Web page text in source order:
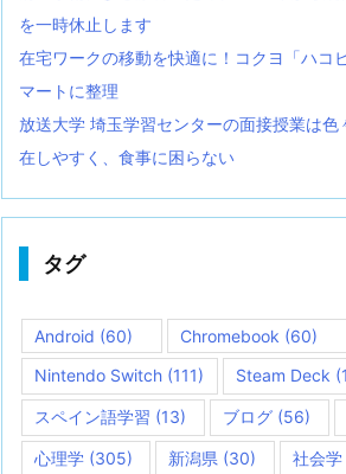
を一時休止します
在宅ワークの移動を快適に！コクヨ「ハコ
マートに整理
放送大学 埼玉学習センターの面接授業は
在しやすく、食事に困らない
タグ
Android (60) Chromebook (60)
Nintendo Switch (111) Steam Deck
スペイン語学習 (13) ブログ (56)
心理学 (305) 新潟県 (30) 社会学